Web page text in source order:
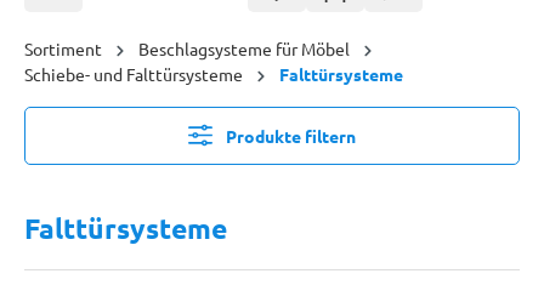
Sortiment
Beschlagsysteme für Möbel
Schiebe- und Falttürsysteme
Falttürsysteme
Produkte filtern
Falttürsysteme